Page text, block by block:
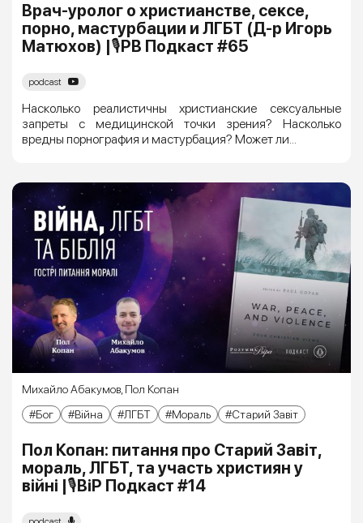
Врач-уролог о христианстве, сексе,
порно, мастурбации и ЛГБТ (Д-р Игорь
Матюхов) |🎙РВ Подкаст #65
podcast
Насколько реалистичны христианские сексуальные
запреты с медицинской точки зрения? Насколько
вредны порнография и мастурбация? Может ли...
Михайло Абакумов,Пол Копан
Бог
Війна ЛГБТ Мораль Старий Завіт
Пол Копан: питання про Старий Завіт,
мораль, ЛГБТ, та участь християн у
війні |🎙ВіР Подкаст #14